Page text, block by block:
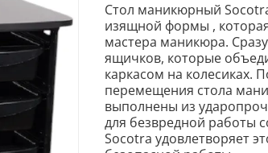
Стол маникюрный
изящной формы ,
мастера маникюра.
ящичков, которые
каркасом на колесиках.
перемещения стола
выполнены из
для безвредной работы
Socotra удовлетворяет